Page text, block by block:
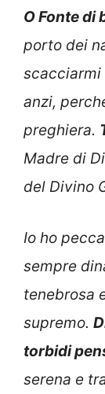
O Fonte di
porto dei
scacciarmi
anzi,
preghiera.
Madre di
del Divino
Io ho
sempre
tenebrosa
supremo.
torbidi
serena e